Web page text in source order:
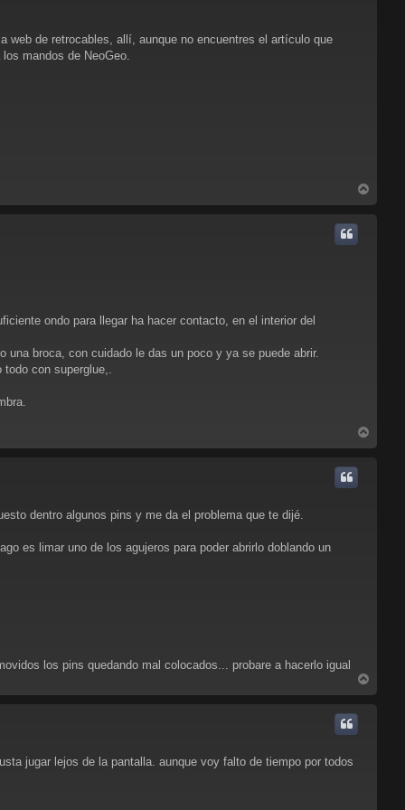
web de retrocables, allí, aunque no encuentres el artículo que
mandos de NeoGeo.
r
ondo para llegar ha hacer contacto, en el interior del
broca, con cuidado le das un poco y ya se puede abrir.
con superglue,.
r
dentro algunos pins y me da el problema que te dijé.
es limar uno de los agujeros para poder abrirlo doblando un
los pins quedando mal colocados... probare a hacerlo igual
r
jugar lejos de la pantalla. aunque voy falto de tiempo por todos